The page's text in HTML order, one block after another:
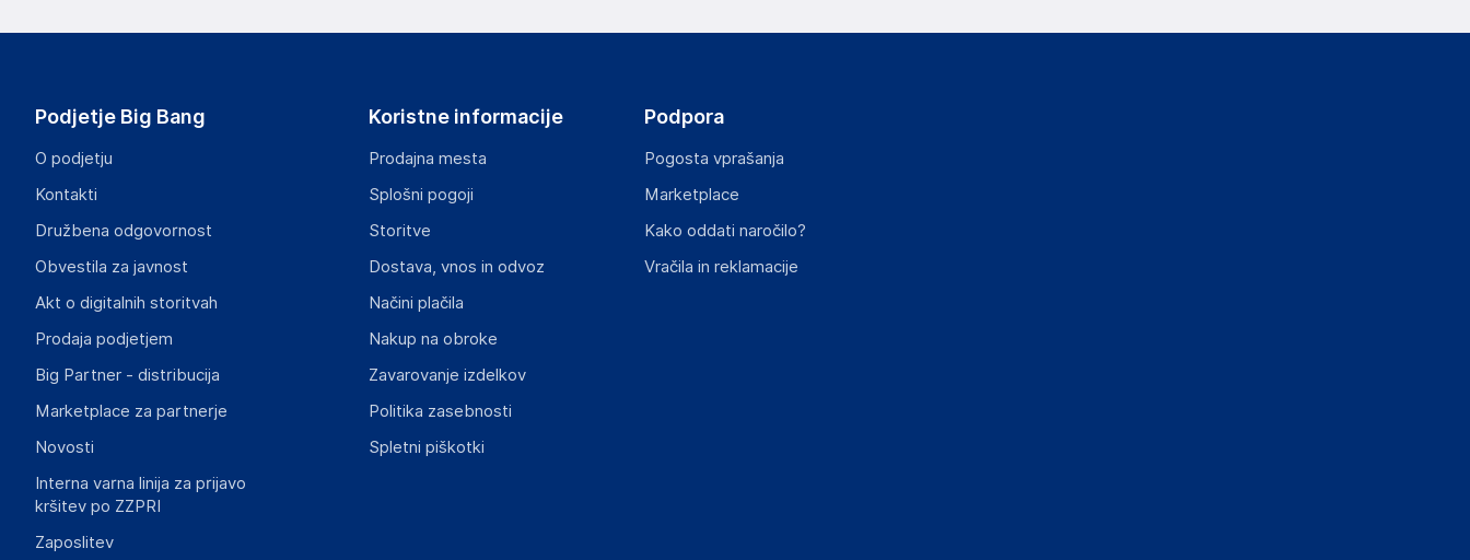
Podjetje Big Bang
O podjetju
Kontakti
Družbena odgovornost
Obvestila za javnost
Akt o digitalnih storitvah
Prodaja podjetjem
Big Partner - distribucija
Marketplace za partnerje
Novosti
Interna varna linija za prijavo
kršitev po ZZPRI
Zaposlitev
Koristne informacije
Prodajna mesta
Splošni pogoji
Storitve
Dostava, vnos in odvoz
Načini plačila
Nakup na obroke
Zavarovanje izdelkov
Politika zasebnosti
Spletni piškotki
Podpora
Pogosta vprašanja
Marketplace
Kako oddati naročilo?
Vračila in reklamacije